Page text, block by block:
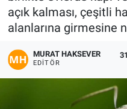
açık kalması, çeşitli
alanlarına girmesine
MURAT HAKSEVER
EDITÖR
Gündem
Kültür-Sanat
Magazin